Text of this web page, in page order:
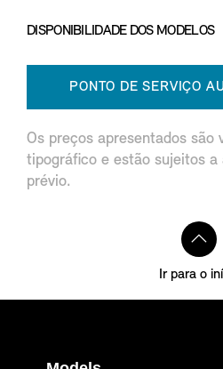
DISPONIBILIDADE DOS MODELOS
PONTO DE SERVIÇO
Os preços apresentados são
tipográfico e estão sujeitos a
prévio.
Ir para o